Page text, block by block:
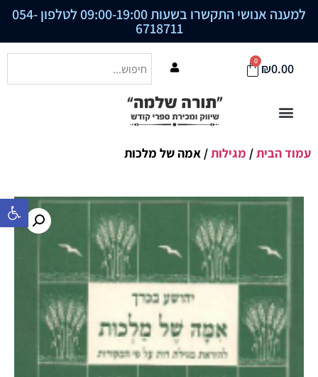
פתח סרגל
למענה אנושי התקשרו בשעות 09:00-19:00 לטלפון 054-
6718711
₪0.00
0
עמוד הבית/ מגילות/ אמה של מלכות